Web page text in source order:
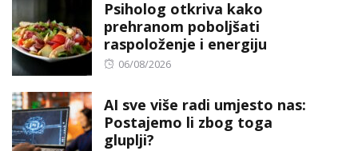
Psiholog otkriva kako
prehranom poboljšati
raspoloženje i energiju
Posted
06/08/2026
AI sve više radi umjesto nas:
Postajemo li zbog toga
gluplji?